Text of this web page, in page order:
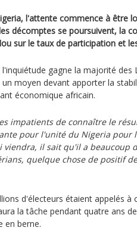
l'attente commence à être
décomptes se poursuivent, la
sur le taux de participation et
l'inquiétude gagne la majorité des
moyen devant apporter la
économique africain.
impatients de connaître le
pour l'unité du Nigeria pour
viendra, il sait qu'il a beaucoup
quelque chose de positif
d'électeurs étaient appelés à
la tâche pendant quatre ans
en berne.